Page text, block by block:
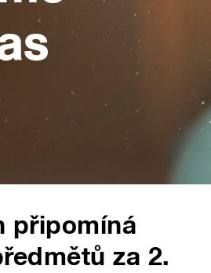
připomíná
za 2.